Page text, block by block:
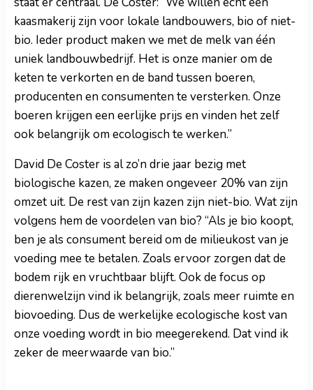
kaasmakerij zijn voor lokale landbouwers, bio of niet-
bio. Ieder product maken we met de melk van één
uniek landbouwbedrijf. Het is onze manier om de
keten te verkorten en de band tussen boeren,
producenten en consumenten te versterken. Onze
boeren krijgen een eerlijke prijs en vinden het zelf
ook belangrijk om ecologisch te werken.”
David De Coster is al zo’n drie jaar bezig met
biologische kazen, ze maken ongeveer 20% van zijn
omzet uit. De rest van zijn kazen zijn niet-bio. Wat zijn
volgens hem de voordelen van bio? “Als je bio koopt,
ben je als consument bereid om de milieukost van je
voeding mee te betalen. Zoals ervoor zorgen dat de
bodem rijk en vruchtbaar blijft. Ook de focus op
dierenwelzijn vind ik belangrijk, zoals meer ruimte en
biovoeding. Dus de werkelijke ecologische kost van
onze voeding wordt in bio meegerekend. Dat vind ik
zeker de meerwaarde van bio.”